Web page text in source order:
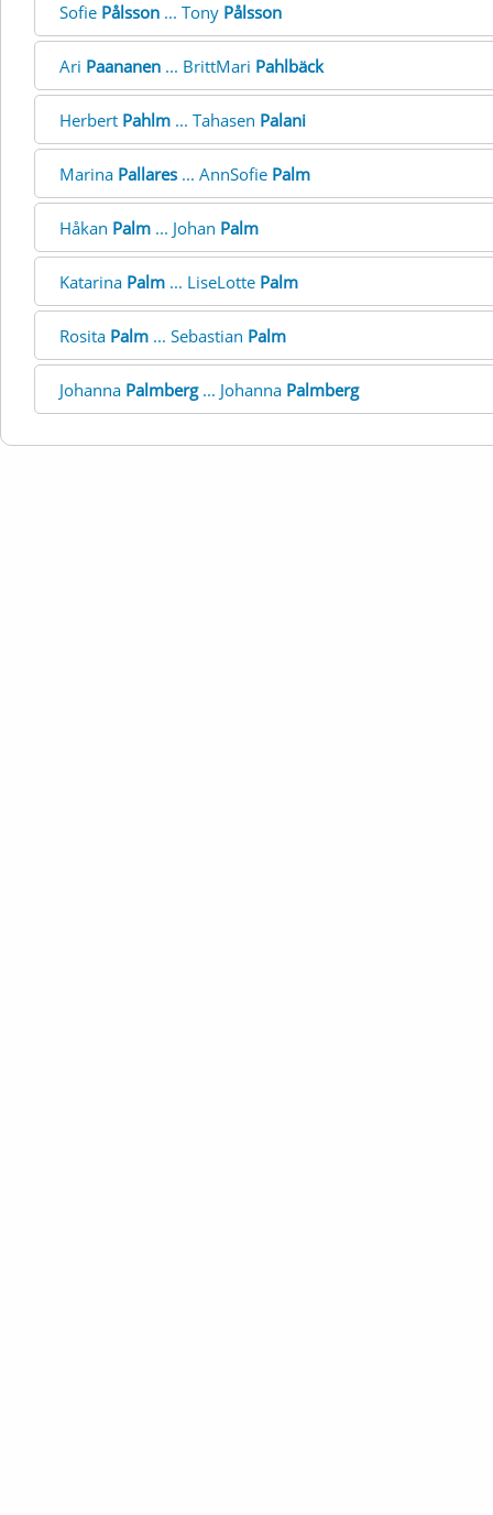
Sofie Pålsson ... Tony Pålsson
Ari Paananen ... BrittMari Pahlbäck
Herbert Pahlm ... Tahasen Palani
Marina Pallares ... AnnSofie Palm
Håkan Palm ... Johan Palm
Katarina Palm ... LiseLotte Palm
Rosita Palm ... Sebastian Palm
Johanna Palmberg... Johanna Palmberg